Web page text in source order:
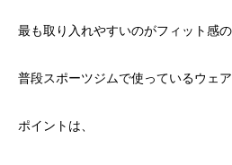
最も取り入れやすいのがフィット感
普段スポーツジムで使っているウェ
ポイントは、